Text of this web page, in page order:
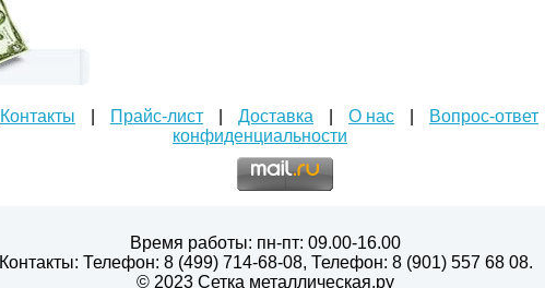
Контакты Прайс-лист Доставка О нас Вопрос-ответ
конфиденциальности
Время работы: пн-пт: 09.00-16.00
Контакты: Телефон: 8 (499) 714-68-08, Телефон: 8 (901) 557 68 08.
© 2023 Сетка металлическая.ру